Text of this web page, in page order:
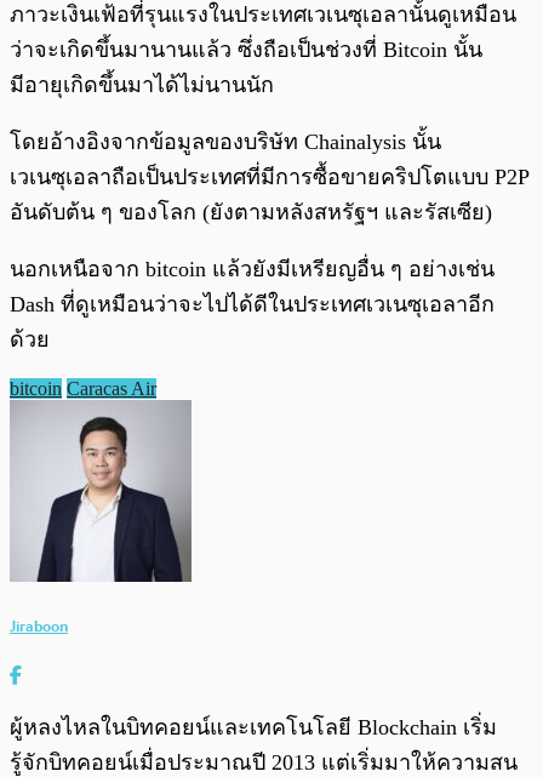
ภาวะเงินเฟ้อที่รุนแรงในประเทศเวเนซุเอลานั้นดูเหมือน
ว่าจะเกิดขึ้นมานานแล้ว ซึ่งถือเป็นช่วงที่ Bitcoin นั้น
มีอายุเกิดขึ้นมาได้ไม่นานนัก
โดยอ้างอิงจากข้อมูลของบริษัท Chainalysis นั้น
เวเนซุเอลาถือเป็นประเทศที่มีการซื้อขายคริปโตแบบ P2P
อันดับต้น ๆ ของโลก (ยังตามหลังสหรัฐฯ และรัสเซีย)
นอกเหนือจาก bitcoin แล้วยังมีเหรียญอื่น ๆ อย่างเช่น
Dash ที่ดูเหมือนว่าจะไปได้ดีในประเทศเวเนซุเอลาอีก
ด้วย
bitcoin Caracas Air
Jiraboon
ผู้หลงไหลในบิทคอยน์และเทคโนโลยี Blockchain เริ่ม
รู้จักบิทคอยน์เมื่อประมาณปี 2013 แต่เริ่มมาให้ความสน